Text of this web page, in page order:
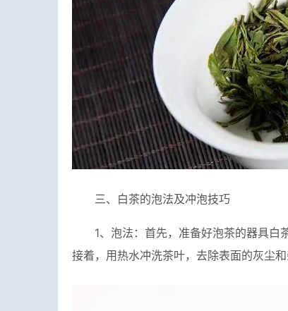
三、白茶的泡法及冲泡技巧
1、泡法：首先，准备好泡茶的器具白
接着，用热水冲洗茶叶，去除表面的灰尘